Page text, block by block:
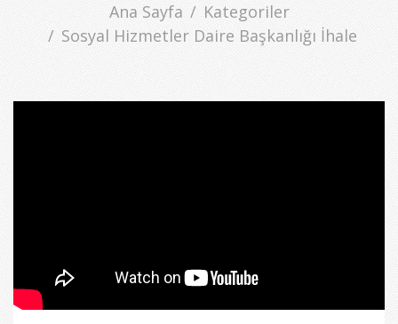
Ana Sayfa
Kategoriler
Sosyal Hizmetler Daire Başkanlığı İhale